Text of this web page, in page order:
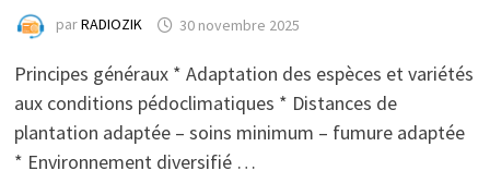
parRADIOZIK 30 novembre 2025
Principes généraux * Adaptation des espèces et variétés
aux conditions pédoclimatiques * Distances de
plantation adaptée – soins minimum – fumure adaptée
* Environnement diversifié …